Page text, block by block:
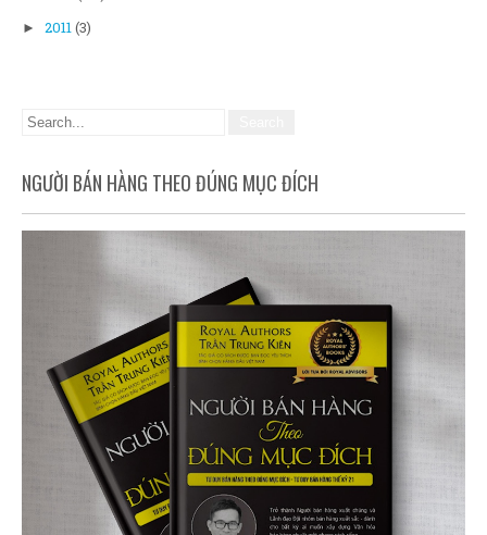
► 2011 (3)
NGƯỜI BÁN HÀNG THEO ĐÚNG MỤC ĐÍCH